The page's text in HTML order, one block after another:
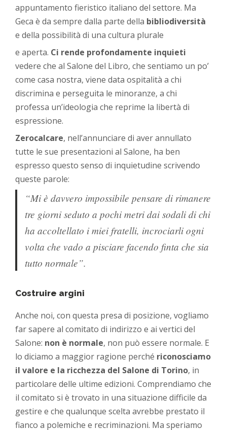
appuntamento fieristico italiano del settore. Ma
Geca è da sempre dalla parte della bibliodiversità
e della possibilità di una cultura plurale
e aperta. Ci rende profondamente inquieti
vedere che al Salone del Libro, che sentiamo un po’
come casa nostra, viene data ospitalità a chi
discrimina e perseguita le minoranze, a chi
professa un’ideologia che reprime la libertà di
espressione.
Zerocalcare, nell’annunciare di aver annullato
tutte le sue presentazioni al Salone, ha ben
espresso questo senso di inquietudine scrivendo
queste parole:
“Mi è davvero impossibile pensare di rimanere
tre giorni seduto a pochi metri dai sodali di chi
ha accoltellato i miei fratelli, incrociarli ogni
volta che vado a pisciare facendo finta che sia
tutto normale”.
Costruire argini
Anche noi, con questa presa di posizione, vogliamo
far sapere al comitato di indirizzo e ai vertici del
Salone: non è normale, non può essere normale. E
lo diciamo a maggior ragione perché riconosciamo
il valore e la ricchezza del Salone di Torino, in
particolare delle ultime edizioni. Comprendiamo che
il comitato si è trovato in una situazione difficile da
gestire e che qualunque scelta avrebbe prestato il
fianco a polemiche e recriminazioni. Ma speriamo